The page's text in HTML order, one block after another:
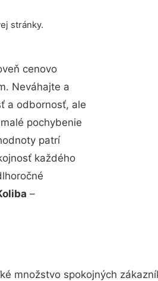
stránky.
cenovo
Neváhajte a
a odbornosť, ale
pochybenie
patrí
každého
–
množstvo spokojných